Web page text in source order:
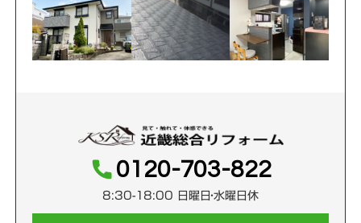
0120-703-822
8:30-18:00 日曜日・水曜日休